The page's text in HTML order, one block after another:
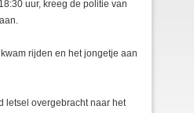
uur, kreeg de politie van
rijden en het jongetje aan
letsel overgebracht naar het